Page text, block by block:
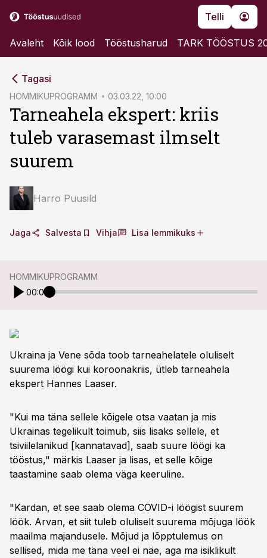
Telli
Avaleht Kõik lood Tööstusharud TARK TÖÖSTUS
Tagasi
HOMMIKUPROGRAMM 03.03.22, 10:00
Tarneahela ekspert: kriis
tuleb varasemast ilmselt
suurem
Harro Puusild
Jaga Salvesta Vihja Lisa lemmikuks
HOMMIKUPROGRAMM
00:00
Ukraina ja Vene sõda toob tarneahelatele oluliselt
suurema löögi kui koroonakriis, ütleb tarneahela
ekspert Hannes Laaser.
"Kui ma täna sellele kõigele otsa vaatan ja mis
Ukrainas tegelikult toimub, siis lisaks sellele, et
tsiviilelanikud [kannatavad], saab suure löögi ka
tööstus," märkis Laaser ja lisas, et selle kõige
taastamine saab olema väga keeruline.
"Kardan, et see saab olema COVID-i löögist suurem
löök. Arvan, et siit tuleb oluliselt suurema mõjuga löök
maailma majandusele. Mõjud ja lõpptulemus on
sellised, mida me täna veel ei näe, aga ma isiklikult